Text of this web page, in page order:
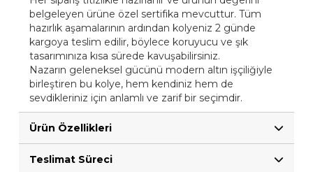
belgeleyen ürüne özel sertifika mevcuttur. Tüm
hazırlık aşamalarının ardından kolyeniz 2 günde
kargoya teslim edilir, böylece koruyucu ve şık
tasarımınıza kısa sürede kavuşabilirsiniz.
Nazarın geleneksel gücünü modern altın işçiliğiyle
birleştiren bu kolye, hem kendiniz hem de
sevdikleriniz için anlamlı ve zarif bir seçimdir.
Ürün Özellikleri
Teslimat Süreci